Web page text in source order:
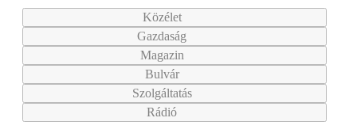
Közélet
Gazdaság
Magazin
Bulvár
Szolgáltatás
Rádió